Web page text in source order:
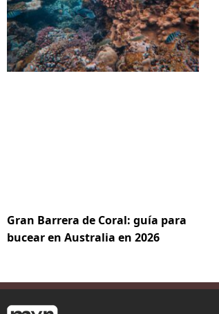
Gran Barrera de Coral: guía para
bucear en Australia en 2026